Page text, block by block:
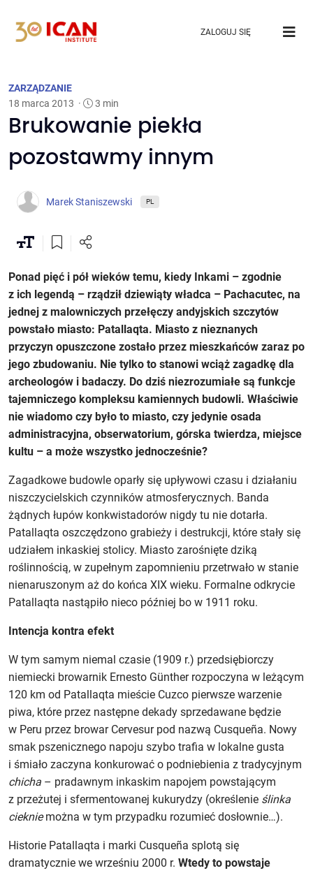
ZALOGUJ SIĘ
ZARZĄDZANIE
18 marca 2013 · 3 min
Brukowanie piekła
pozostawmy innym
Marek Staniszewski PL
Ponad pięć i pół wieków temu, kiedy Inkami – zgodnie
z ich legendą – rządził dziewiąty władca – Pachacutec, na
jednej z malowniczych przełęczy andyjskich szczytów
powstało miasto: Patallaqta. Miasto z nieznanych
przyczyn opuszczone zostało przez mieszkańców zaraz po
jego zbudowaniu. Nie tylko to stanowi wciąż zagadkę dla
archeologów i badaczy. Do dziś niezrozumiałe są funkcje
tajemniczego kompleksu kamiennych budowli. Właściwie
nie wiadomo czy było to miasto, czy jedynie osada
administracyjna, obserwatorium, górska twierdza, miejsce
kultu – a może wszystko jednocześnie?
Zagadkowe budowle oparły się upływowi czasu i działaniu
niszczycielskich czynników atmosferycznych. Banda
żądnych łupów konkwistadorów nigdy tu nie dotarła.
Patallaqta oszczędzono grabieży i destrukcji, które stały się
udziałem inkaskiej stolicy. Miasto zarośnięte dziką
roślinnością, w zupełnym zapomnieniu przetrwało w stanie
nienaruszonym aż do końca XIX wieku. Formalne odkrycie
Patallaqta nastąpiło nieco później bo w 1911 roku.
Intencja kontra efekt
W tym samym niemal czasie (1909 r.) przedsiębiorczy
niemiecki browarnik Ernesto Günther rozpoczyna w leżącym
120 km od Patallaqta mieście Cuzco pierwsze warzenie
piwa, które przez następne dekady sprzedawane będzie
w Peru przez browar Cervesur pod nazwą Cusqueña. Nowy
smak pszenicznego napoju szybo trafia w lokalne gusta
i śmiało zaczyna konkurować o podniebienia z tradycyjnym
chicha – pradawnym inkaskim napojem powstającym
z przeżutej i sfermentowanej kukurydzy (określenie ślinka
ciekniemożna w tym przypadku rozumieć dosłownie…).
Historie Patallaqta i marki Cusqueña splotą się
dramatycznie we wrześniu 2000 r. Wtedy to powstaje